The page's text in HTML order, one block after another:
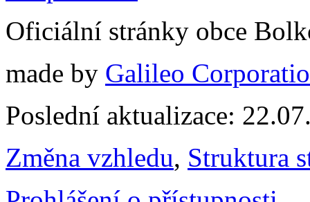
Oficiální stránky obce
made by Galileo
Poslední aktualizace:
Změna vzhledu, Struktura